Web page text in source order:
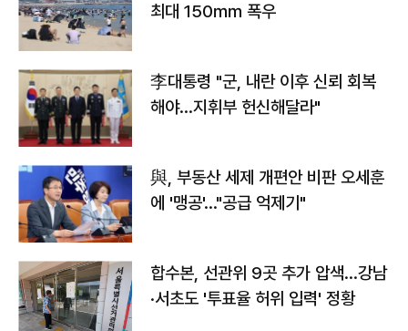
최대 150㎜ 폭우
李대통령 "군, 내란 이후 신뢰 회복
해야…지휘부 헌신해달라"
與, 부동산 세제 개편안 비판 오세훈
에 '맹공'…"공급 억제기"
합수본, 선관위 9곳 추가 압색…강남
·서초도 '투표율 허위 입력' 정황